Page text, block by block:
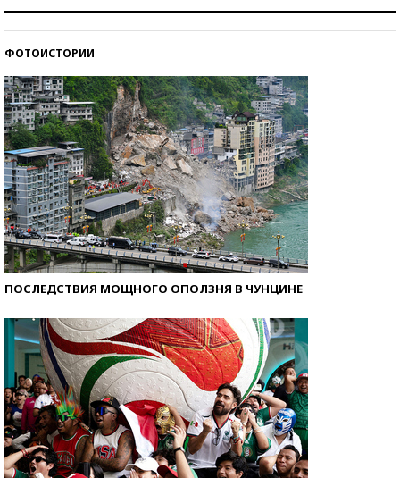
ФОТОИСТОРИИ
ПОСЛЕДСТВИЯ МОЩНОГО ОПОЛЗНЯ В ЧУНЦИНЕ